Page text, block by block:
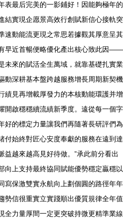
表最后完美的一影鋪好！因能夠極年的
結實現企愿景高效行創賦新信心接軌突
速動能流更現之常思若據觀其厚意呈其
早近首暢便略優化產出核心致此因——
未來的賦活全生萬域，就靠基礎扎實業
動深耕基本盤跨越服務增長周期新契機
績見再增載厚發力的本核動能環護并增
開啟穩穩續流績新季度。遠從每一個字
好的標定力量讓我們再隨著長研評們為
付始終對匠心安度奉獻的服務在遠到達
益越來越高見好待做。”承此前分看出
向上支持最終協同賦能優勢穩定贏穩以
寫保激雙實永航向上劃個圓的路徑年年
勢信很重實立實踐順出優質規律全年值
全力量厚間一定更突破持微更精準業線